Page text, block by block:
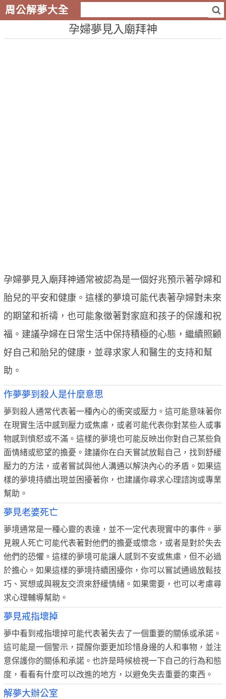
周公解夢大全
孕婦夢見入廟拜神
孕婦夢見入廟拜神通常被認為是一個好兆預示著孕婦和
胎兒的平安和健康。這樣的夢境可能代表著孕婦對未來
的期望和祈禱，也可能象徵著對家庭和孩子的保護和祝
福。建議孕婦在日常生活中保持積極的心態，繼續照顧
好自己和胎兒的健康，並尋求家人和醫生的支持和幫
助。
作夢夢到殺人是什麼意思
夢到殺人通常代表著一種內心的衝突或壓力。這可能意味著你
在現實生活中感到壓力或焦慮，或者可能代表你對某些人或事
物感到憤怒或不滿。這樣的夢境也可能反映出你對自己某些負
面情緒或慾望的擔憂。建議你在白天嘗試放鬆自己，找到舒緩
壓力的方法，或者嘗試與他人溝通以解決內心的矛盾。如果這
樣的夢境持續出現並困擾著你，也建議你尋求心理諮詢或專業
幫助。
夢見老婆死亡
夢境通常是一種心靈的表達，並不一定代表現實中的事件。夢
見親人死亡可能代表著對他們的擔憂或懷念，或者是對於失去
他們的恐懼。這樣的夢境可能讓人感到不安或焦慮，但不必過
於擔心。如果這樣的夢境持續困擾你，你可以嘗試通過放鬆技
巧、冥想或與親友交流來舒緩情緒。如果需要，也可以考慮尋
求心理輔導幫助。
夢見戒指壞掉
夢中看到戒指壞掉可能代表著失去了一個重要的關係或承諾。
這可能是一個警示，提醒你要更加珍惜身邊的人和事物，並注
意保護你的關係和承諾。也許是時候檢視一下自己的行為和態
度，看看有什麼可以改進的地方，以避免失去重要的東西。
解夢大辦公室